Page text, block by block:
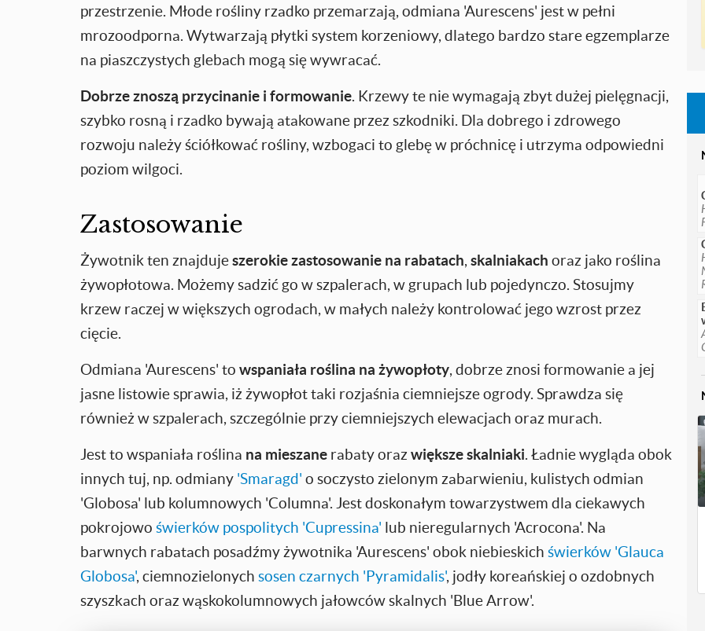
przestrzenie. Młode rośliny rzadko przemarzają, odmiana 'Aurescens' jest w pełni
mrozoodporna. Wytwarzają płytki system korzeniowy, dlatego bardzo stare egzemplarze
na piaszczystych glebach mogą się wywracać.
Dobrze znoszą przycinanie i formowanie. Krzewy te nie wymagają zbyt dużej pielęgnacji,
szybko rosną i rzadko bywają atakowane przez szkodniki. Dla dobrego i zdrowego
rozwoju należy ściółkować rośliny, wzbogaci to glebę w próchnicę i utrzyma odpowiedni
poziom wilgoci.
Zastosowanie
Żywotnik ten znajdujeszerokie zastosowanie na rabatach, skalniakach oraz jako roślina
żywopłotowa. Możemy sadzić go w szpalerach, w grupach lub pojedynczo. Stosujmy
krzew raczej w większych ogrodach, w małych należy kontrolować jego wzrost przez
cięcie.
Odmiana 'Aurescens' to wspaniała roślina na żywopłoty, dobrze znosi formowanie a jej
jasne listowie sprawia, iż żywopłot taki rozjaśnia ciemniejsze ogrody. Sprawdza się
również w szpalerach, szczególnie przy ciemniejszych elewacjach oraz murach.
Jest to wspaniała roślina na mieszane rabaty oraz większe skalniaki. Ładnie wygląda obok
innych tuj, np. odmiany 'Smaragd' o soczysto zielonym zabarwieniu, kulistych odmian
'Globosa' lub kolumnowych 'Columna'. Jest doskonałym towarzystwem dla ciekawych
pokrojowo świerków pospolitych 'Cupressina' lub nieregularnych 'Acrocona'. Na
barwnych rabatach posadźmy żywotnika 'Aurescens' obok niebieskich świerków 'Glauca
Globosa', ciemnozielonych sosen czarnych 'Pyramidalis', jodły koreańskiej o ozdobnych
szyszkach oraz wąskokolumnowych jałowców skalnych 'Blue Arrow'.